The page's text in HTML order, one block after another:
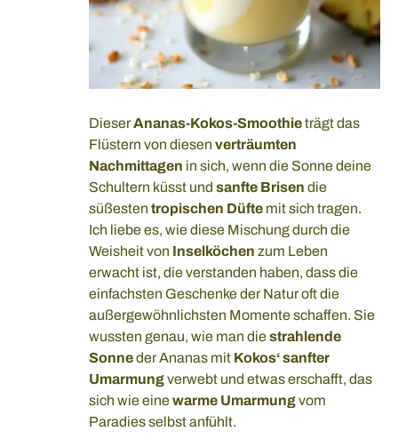
DieserAnanas-Kokos-Smoothieträgt das
Flüstern von diesen verträumten
Nachmittagen in sich, wenn die Sonne deine
Schultern küsst und sanfte Brisen die
süßesten tropischen Düfte mit sich tragen.
Ich liebe es, wie diese Mischung durch die
Weisheit von Inselköchen zum Leben
erwacht ist, die verstanden haben, dass die
einfachsten Geschenke der Natur oft die
außergewöhnlichsten Momente schaffen. Sie
wussten genau, wie man diestrahlende
Sonneder Ananas mit Kokos‘ sanfter
Umarmungverwebt und etwas erschafft, das
sich wie einewarme Umarmungvom
Paradies selbst anfühlt.